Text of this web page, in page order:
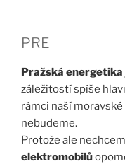
PRE
Pražská energetika
záležitostí spíše
rámci naší
nebudeme.
Protože ale
elektromobilů